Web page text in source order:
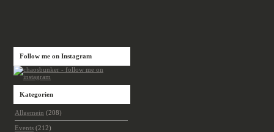
Follow me on Instagram
Kategorien
Allgemein (208)
Events (212)